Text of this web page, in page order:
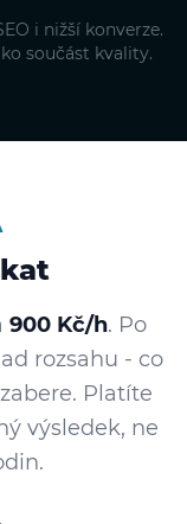
i nižší konverze.
součást kvality.
900 Kč/h. Po
rozsahu - co
Platíte
výsledek, ne